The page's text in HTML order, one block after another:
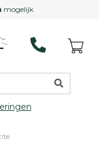
mogelijk